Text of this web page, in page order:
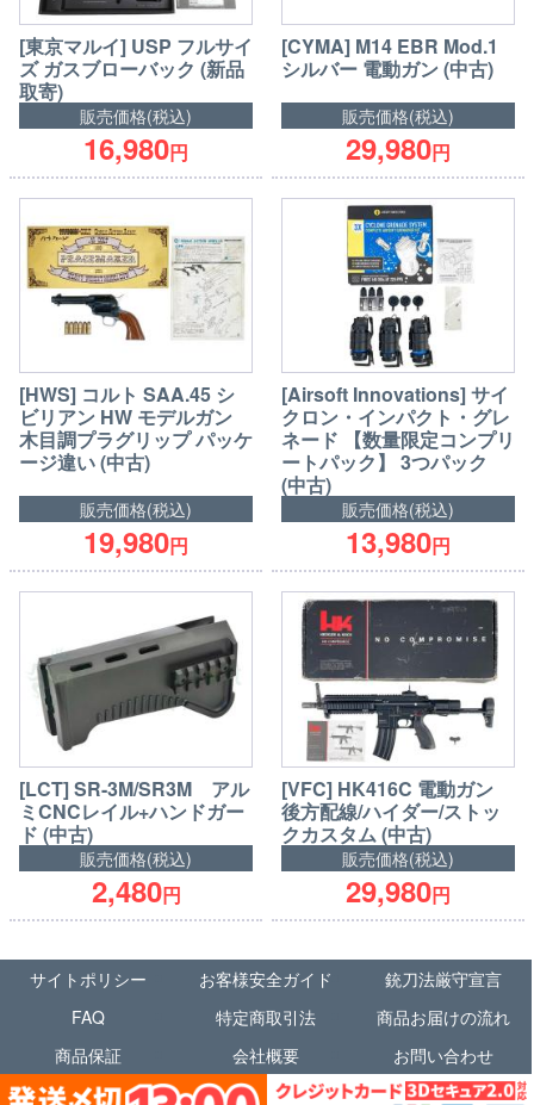
[東京マルイ] USP フルサイ
ズ ガスブローバック (新品
取寄)
販売価格(税込)
16,980円
[CYMA] M14 EBR Mod.1
シルバー 電動ガン (中古)
販売価格(税込)
29,980円
[HWS] コルト SAA.45 シ
ビリアン HW モデルガン
木目調プラグリップ パッケ
ージ違い (中古)
販売価格(税込)
19,980円
[Airsoft Innovations] サイ
クロン・インパクト・グレ
ネード 【数量限定コンプリ
ートパック】 3つパック
(中古)
販売価格(税込)
13,980円
[LCT] SR-3M/SR3M アル
ミCNCレイル+ハンドガー
ド (中古)
販売価格(税込)
2,480円
[VFC] HK416C 電動ガン
後方配線/ハイダー/ストッ
クカスタム (中古)
販売価格(税込)
29,980円
サイトポリシー お客様安全ガイド
銃刀法厳守宣言
FAQ
特定商取引法
商品お届けの流れ
商品保証
会社概要 お問い合わせ